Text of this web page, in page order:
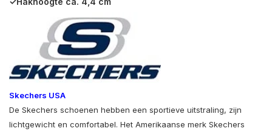
Skechers USA
De Skechers schoenen hebben een sportieve uitstraling, zijn
lichtgewicht en comfortabel. Het Amerikaanse merk Skechers